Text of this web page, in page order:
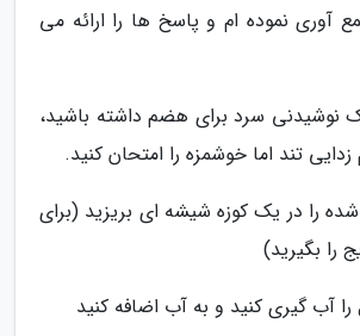
آوری نموده ام و پاسخ ها را ارائه می
نوشیدنی سرد برای هضم داشته باشید،
تند اما خوشمزه را امتحان کنید.
را در یک کوزه شیشه ای بریزید (برای
را بگیرید)